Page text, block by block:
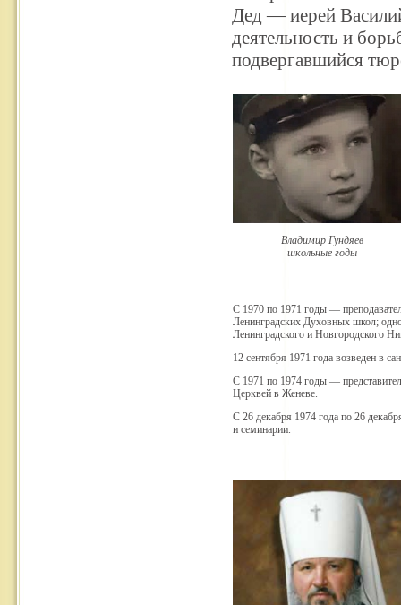
Дед — иерей
деятельность и
подвергавшийся
Владимир Гундяев
школьные годы
С 1970 по 1971 годы —
Ленинградских Духовных школ;
Ленинградского и Новгородского
12 сентября 1971 года возведен в
С 1971 по 1974 годы —
Церквей в Женеве.
С 26 декабря 1974 года по 26
и семинарии.